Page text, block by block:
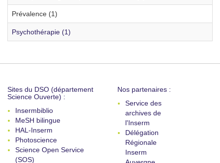
Prévalence (1)
Psychothérapie (1)
Sites du DSO (département
Science Ouverte) :
Insermbiblio
MeSH bilingue
HAL-Inserm
Photoscience
Science Open Service
(SOS)
Nos partenaires :
Service des
archives de
l'Inserm
Délégation
Régionale
Inserm